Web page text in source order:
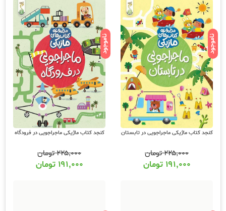
ناموجود
کنجد کتاب ماژیکی ماجراجویی در تابستان
۲۲۵,۰۰۰تومان
۱۹۱,۰۰۰ تومان
ناموجود
کنجد کتاب ماژیکی ماجراجویی در فرودگاه
۲۲۵,۰۰۰تومان
۱۹۱,۰۰۰ تومان